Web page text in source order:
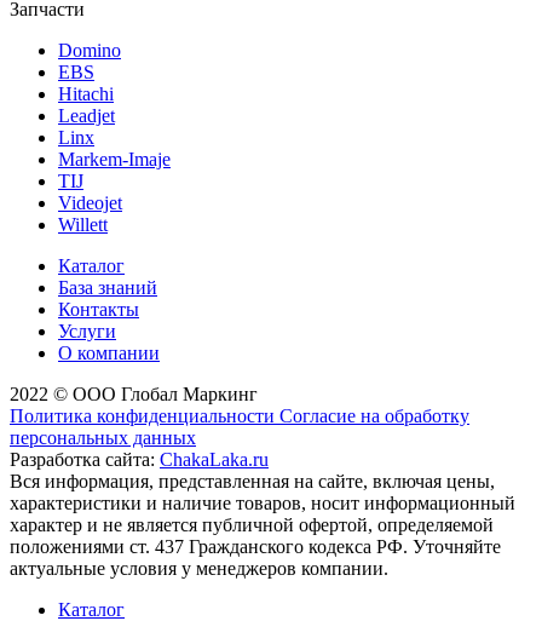
Запчасти
Domino
EBS
Hitachi
Leadjet
Linx
Markem-Imaje
TIJ
Videojet
Willett
Каталог
База знаний
Контакты
Услуги
О компании
2022 © ООО Глобал Маркинг
Политика конфиденциальности Согласие на обработку
персональных данных
Разработка сайта: ChakaLaka.ru
Вся информация, представленная на сайте, включая цены,
характеристики и наличие товаров, носит информационный
характер и не является публичной офертой, определяемой
положениями ст. 437 Гражданского кодекса РФ. Уточняйте
актуальные условия у менеджеров компании.
Каталог